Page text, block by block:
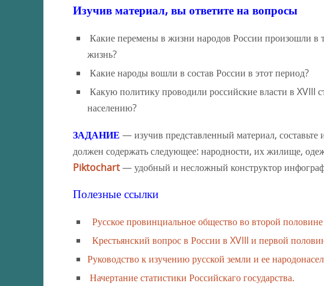
Изучив материал, вы ответите на вопросы
Какие перемены в жизни народов России произошли в
жизнь?
Какие народы вошли в состав России в этот период?
Какую политику проводили российские власти в XVIII
населению?
ЗАДАНИЕ — изучив представленный материал,
должен содержать следующее: народности, их жилище,
Piktochart— удобный и несложный конструктор
Полезные ссылки
Русское провинциальное общество во второй
Крестьянский вопрос в России в XVIII и первой
Руководство к изучению русской земли и ее
Начертание статистики Российскаго государства.